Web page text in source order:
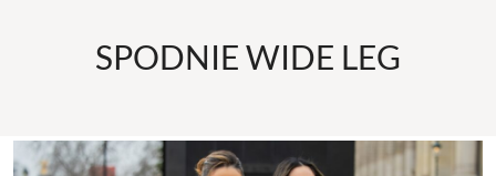
SPODNIE WIDE LEG